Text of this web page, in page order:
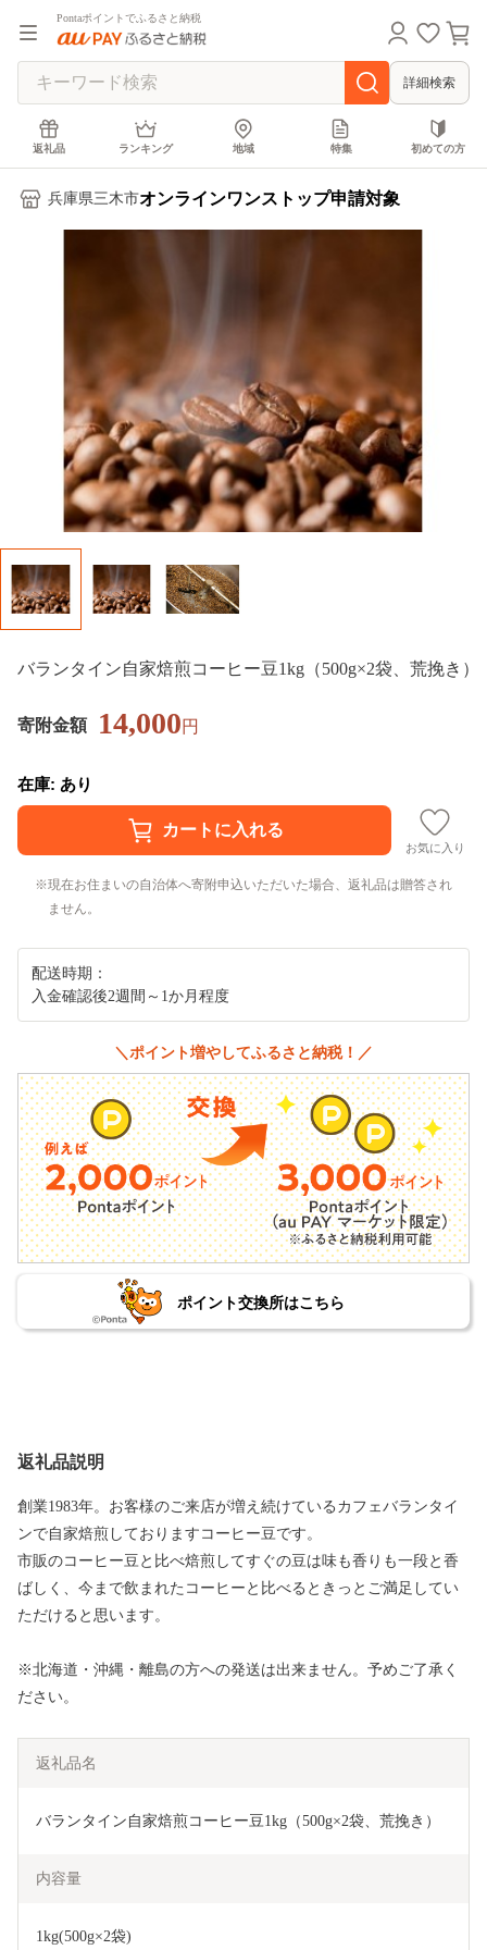
Pontaポイントでふるさと納税
詳細検索
返礼品 ランキング 地域 特集 初めての方
兵庫県三木市オンラインワンストップ申請対象
バランタイン自家焙煎コーヒー豆1kg（500g×2袋、荒挽き）
寄附金額 14,000円
在庫: あり
お気に入り
現在お住まいの自治体へ寄附申込いただいた場合、返礼品は贈答され
ません。
配送時期：
入金確認後2週間～1か月程度
＼ポイント増やしてふるさと納税！／
ポイント交換所はこちら
返礼品説明
創業1983年。お客様のご来店が増え続けているカフェバランタイ
ンで自家焙煎しておりますコーヒー豆です。
市販のコーヒー豆と比べ焙煎してすぐの豆は味も香りも一段と香
ばしく、今まで飲まれたコーヒーと比べるときっとご満足してい
ただけると思います。
※北海道・沖縄・離島の方への発送は出来ません。予めご了承く
ださい。
返礼品名
バランタイン自家焙煎コーヒー豆1kg（500g×2袋、荒挽き）
内容量
1kg(500g×2袋)